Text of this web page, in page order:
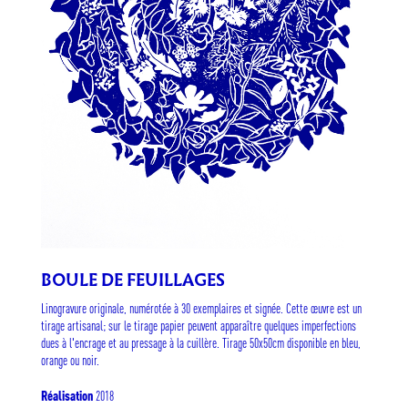
BOULE DE FEUILLAGES
Linogravure originale, numérotée à 30 exemplaires et signée. Cette œuvre est un
tirage artisanal; sur le tirage papier peuvent apparaître quelques imperfections
dues à l'encrage et au pressage à la cuillère. Tirage 50x50cm disponible en bleu,
orange ou noir.
Réalisation2018